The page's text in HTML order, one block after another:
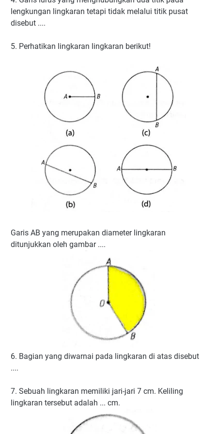
lengkungan lingkaran tetapi tidak melalui titik pusat
disebut ....
5. Perhatikan lingkaran lingkaran berikut!
Garis AB yang merupakan diameter lingkaran
ditunjukkan oleh gambar ....
6. Bagian yang diwarnai pada lingkaran di atas disebut
....
7. Sebuah lingkaran memiliki jari-jari 7 cm. Keliling
lingkaran tersebut adalah ... cm.